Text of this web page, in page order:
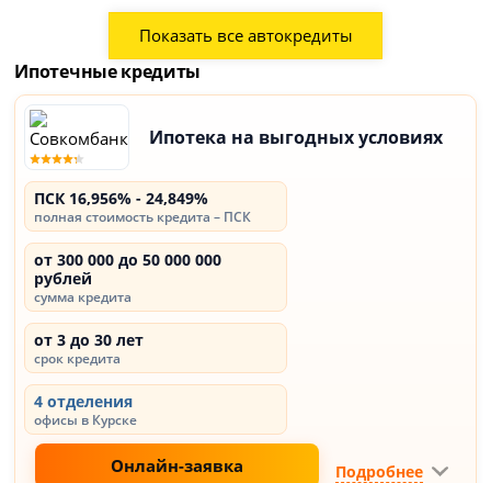
Показать все автокредиты
Ипотечные кредиты
Ипотека на выгодных условиях
ПСК 16,956% - 24,849%
полная стоимость кредита – ПСК
от 300 000 до 50 000 000
рублей
сумма кредита
от 3 до 30 лет
срок кредита
4 отделения
офисы в Курске
Онлайн-заявка Подробнее